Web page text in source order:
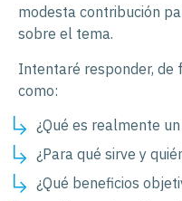
modesta contribución
sobre el tema.
Intentaré responder, de
como:
¿Qué es realmente
¿Para qué sirve y
¿Qué beneficios